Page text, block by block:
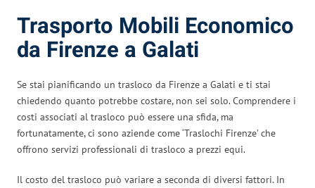
Trasporto Mobili Economico
da Firenze a Galati
Se stai pianificando un trasloco da Firenze a Galati e ti stai
chiedendo quanto potrebbe costare, non sei solo. Comprendere i
costi associati al trasloco può essere una sfida, ma
fortunatamente, ci sono aziende come ‘Traslochi Firenze’ che
offrono servizi professionali di trasloco a prezzi equi.
Il costo del trasloco può variare a seconda di diversi fattori. In